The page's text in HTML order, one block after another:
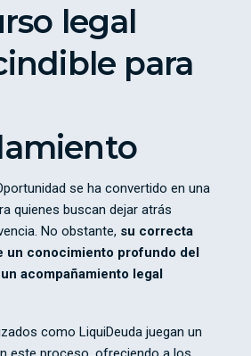
legal
para
se ha convertido en una
quienes buscan dejar atrás
No obstante, su correcta
un conocimiento profundo del
acompañamiento legal
como LiquiDeuda juegan un